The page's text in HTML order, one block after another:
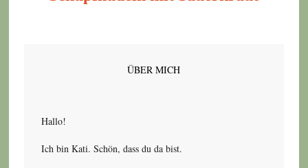
ÜBER MICH
Hallo!
Ich bin Kati. Schön, dass du da bist.